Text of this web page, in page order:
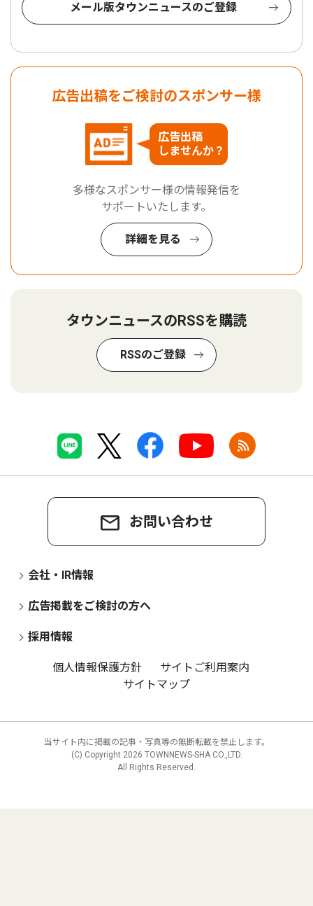
メール版タウンニュースのご登録
広告出稿をご検討のスポンサー様
広告出稿
しませんか？
多様なスポンサー様の情報発信を
サポートいたします。
詳細を見る
タウンニュースのRSSを購読
RSSのご登録
お問い合わせ
会社・IR情報
広告掲載をご検討の方へ
採用情報
個人情報保護方針
サイトご利用案内
サイトマップ
当サイト内に掲載の記事・写真等の無断転載を禁止します。
(C) Copyright 2026 TOWNNEWS-SHA CO.,LTD.
All Rights Reserved.